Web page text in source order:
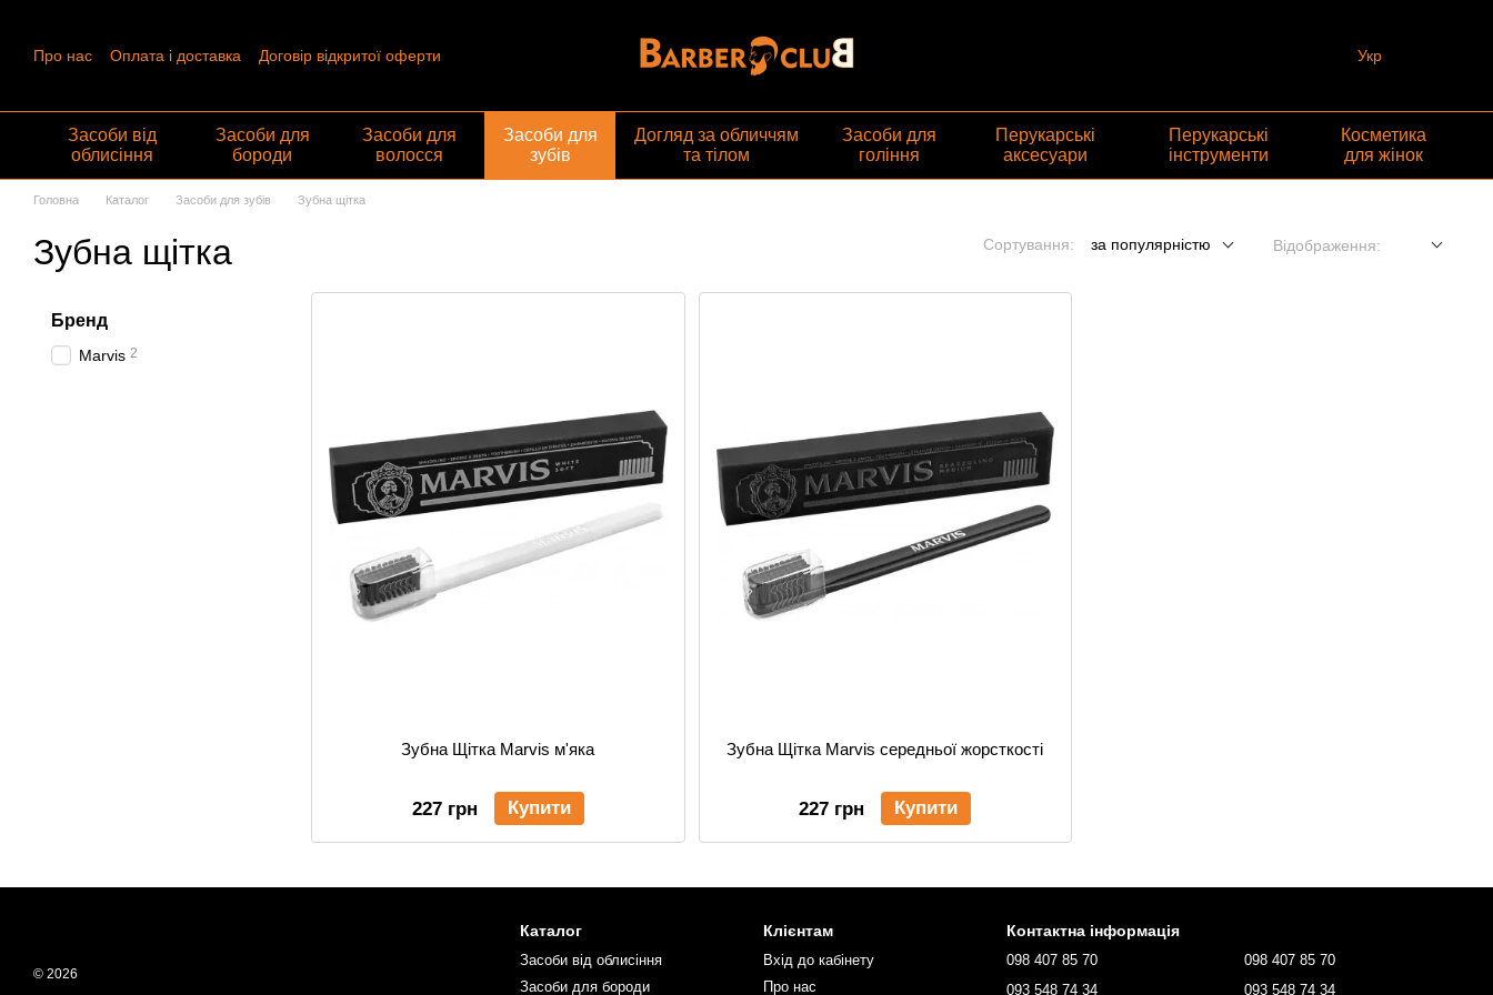
Про нас Оплата і доставка
Договір відкритої оферти
Укр
Засоби від
облисіння
Засоби для
бороди
Засоби для
волосся
Засоби для
зубів
Догляд за обличчям
та тілом
Засоби для
гоління
Перукарські
аксесуари
Перукарські
інструменти
Косметика
для жінок
Головна Каталог Засоби для зубів Зубна щітка
Зубна щітка Сортування: за популярністю Відображення:
Зубна Щітка Marvis м'яка
227 грн Купити
Зубна Щітка Marvis середньої жорсткості
227 грн Купити
Бренд
Marvis 2
© 2026
Каталог
Засоби від облисіння
Засоби для бороди
Клієнтам
Вхід до кабінету
Про нас
Контактна інформація
098 407 85 70
093 548 74 34
098 407 85 70
093 548 74 34